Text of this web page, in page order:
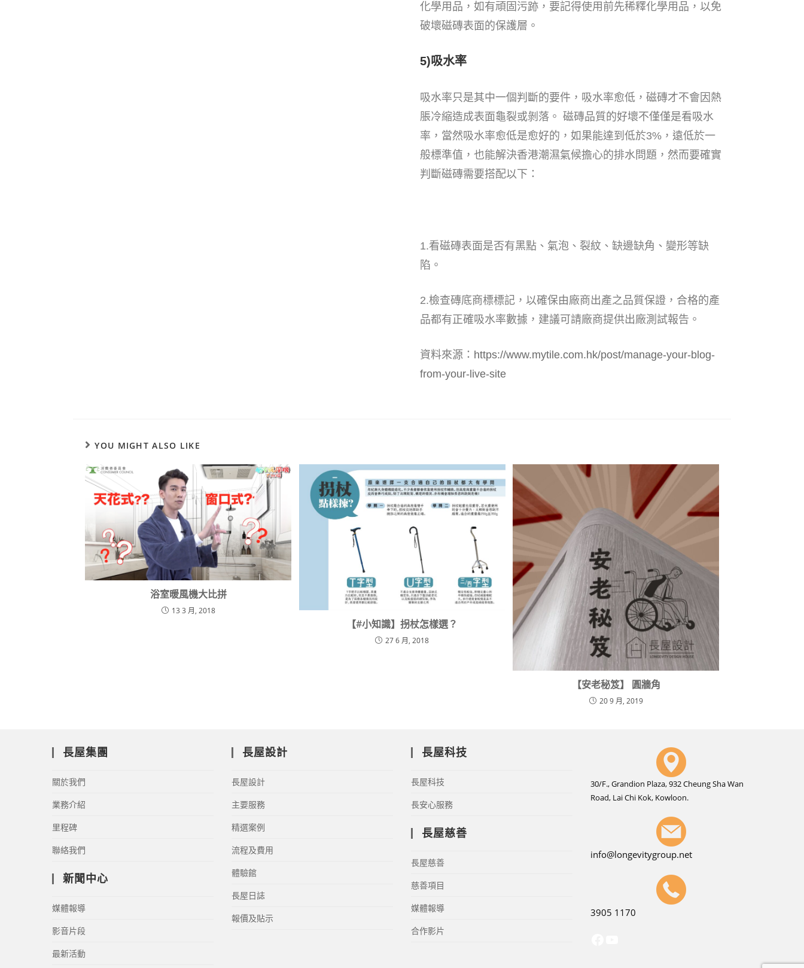
化學用品，如有頑固污跡，要記得使用前先稀釋化學用品，以免
破壞磁磚表面的保護層。
5)吸水率
吸水率只是其中一個判斷的要件，吸水率愈低，磁磚才不會因熱
脹冷縮造成表面龜裂或剝落。 磁磚品質的好壞不僅僅是看吸水
率，當然吸水率愈低是愈好的，如果能達到低於3%，遠低於一
般標準值，也能解決香港潮濕氣候擔心的排水問題，然而要確實
判斷磁磚需要搭配以下：
1.看磁磚表面是否有黑點、氣泡、裂紋、缺邊缺角、變形等缺
陷。
2.檢查磚底商標標記，以確保由廠商出產之品質保證，合格的產
品都有正確吸水率數據，建議可請廠商提供出廠測試報告。
資料來源： https://www.mytile.com.hk/post/manage-your-blog-
from-your-live-site
YOU MIGHT ALSO LIKE
浴室暖風機大比拼
13 3 月, 2018
【#小知識】拐杖怎樣選？
27 6 月, 2018
【安老秘笈】 圓牆角
20 9 月, 2019
長屋集團
關於我們
業務介紹
里程碑
聯絡我們
新聞中心
媒體報導
影音片段
最新活動
長屋設計
長屋設計
主要服務
精選案例
流程及費用
體驗館
長屋日誌
報價及貼示
長屋科技
長屋科技
長安心服務
長屋慈善
長屋慈善
慈善項目
媒體報導
合作影片
30/F., Grandion Plaza, 932 Cheung Sha Wan
Road, Lai Chi Kok, Kowloon.
info@longevitygroup.net
3905 1170